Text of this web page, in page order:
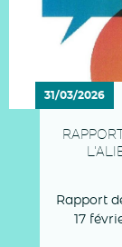
31/03/2026
Rapport
17